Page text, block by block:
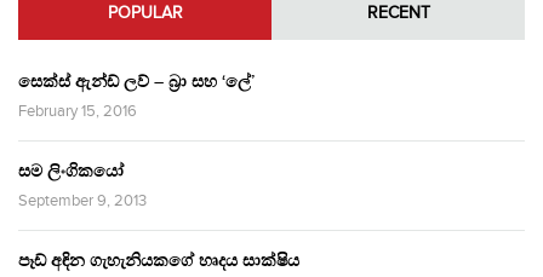
POPULAR RECENT
සෙක්ස් ඇන්ඩ් ලව් – බ්‍රා සහ ‘ලේ’
February 15, 2016
සම ලිංගිකයෝ
September 9, 2013
පෑඩ් අඳින ගැහැනියකගේ හෘදය සාක්ෂිය